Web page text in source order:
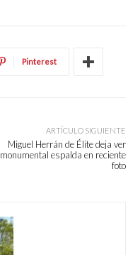
Pinterest
ARTÍCULO SIGUIENTE
Miguel Herrán de Élite deja ver
monumental espalda en reciente
foto